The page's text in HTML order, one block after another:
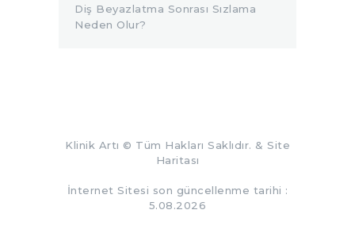
Diş Beyazlatma Sonrası Sızlama
Neden Olur?
Klinik Artı © Tüm Hakları Saklıdır. & Site
Haritası
İnternet Sitesi son güncellenme tarihi :
5.08.2026